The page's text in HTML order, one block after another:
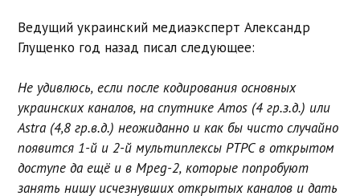
Ведущий украинский медиаэксперт Александр
Глущенко год назад писал следующее:
Не удивлюсь, если после кодирования основных
украинских каналов, на спутнике Amos (4 гр.з.д.) или
Astra (4,8 гр.в.д.) неожиданно и как бы чисто случайно
появится 1-й и 2-й мультиплексы РТРС в открытом
доступе да ещё и в Mpeg-2, которые попробуют
занять нишу исчезнувших открытых каналов и дать